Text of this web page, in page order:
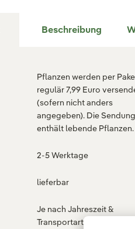
Beschreibung
Pflanzen werden per
regulär 7,99 Euro
(sofern nicht anders
angegeben). Die Sendung
enthält lebende Pflanzen.
2-5 Werktage
lieferbar
Je nach Jahreszeit &
Transportart wird die